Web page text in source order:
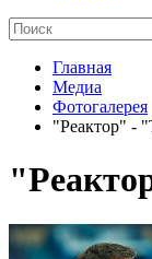
Главная
Медиа
Фотогалерея
"Реактор" -